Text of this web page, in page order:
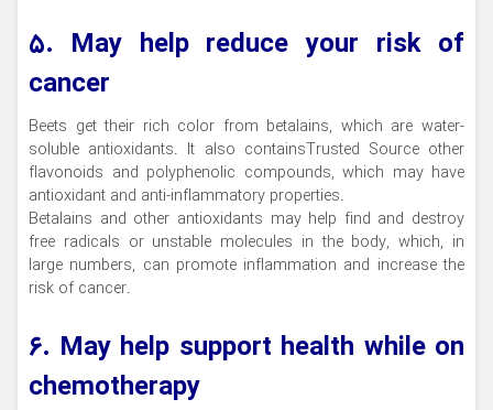
۵. May help reduce your risk of
cancer
Beets get their rich color from betalains, which are water-
soluble antioxidants. It also containsTrusted Source other
flavonoids and polyphenolic compounds, which may have
antioxidant and anti-inflammatory properties.
Betalains and other antioxidants may help find and destroy
free radicals or unstable molecules in the body, which, in
large numbers, can promote inflammation and increase the
risk of cancer.
۶. May help support health while on
chemotherapy